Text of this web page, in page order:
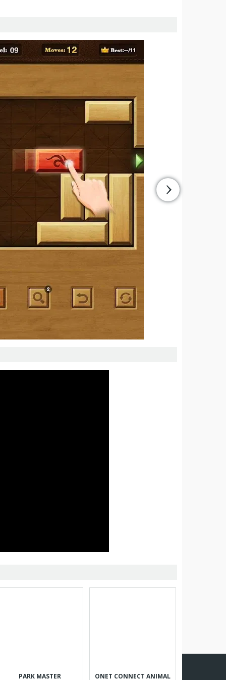
PARK MASTER ONET CONNECT ANIMAL